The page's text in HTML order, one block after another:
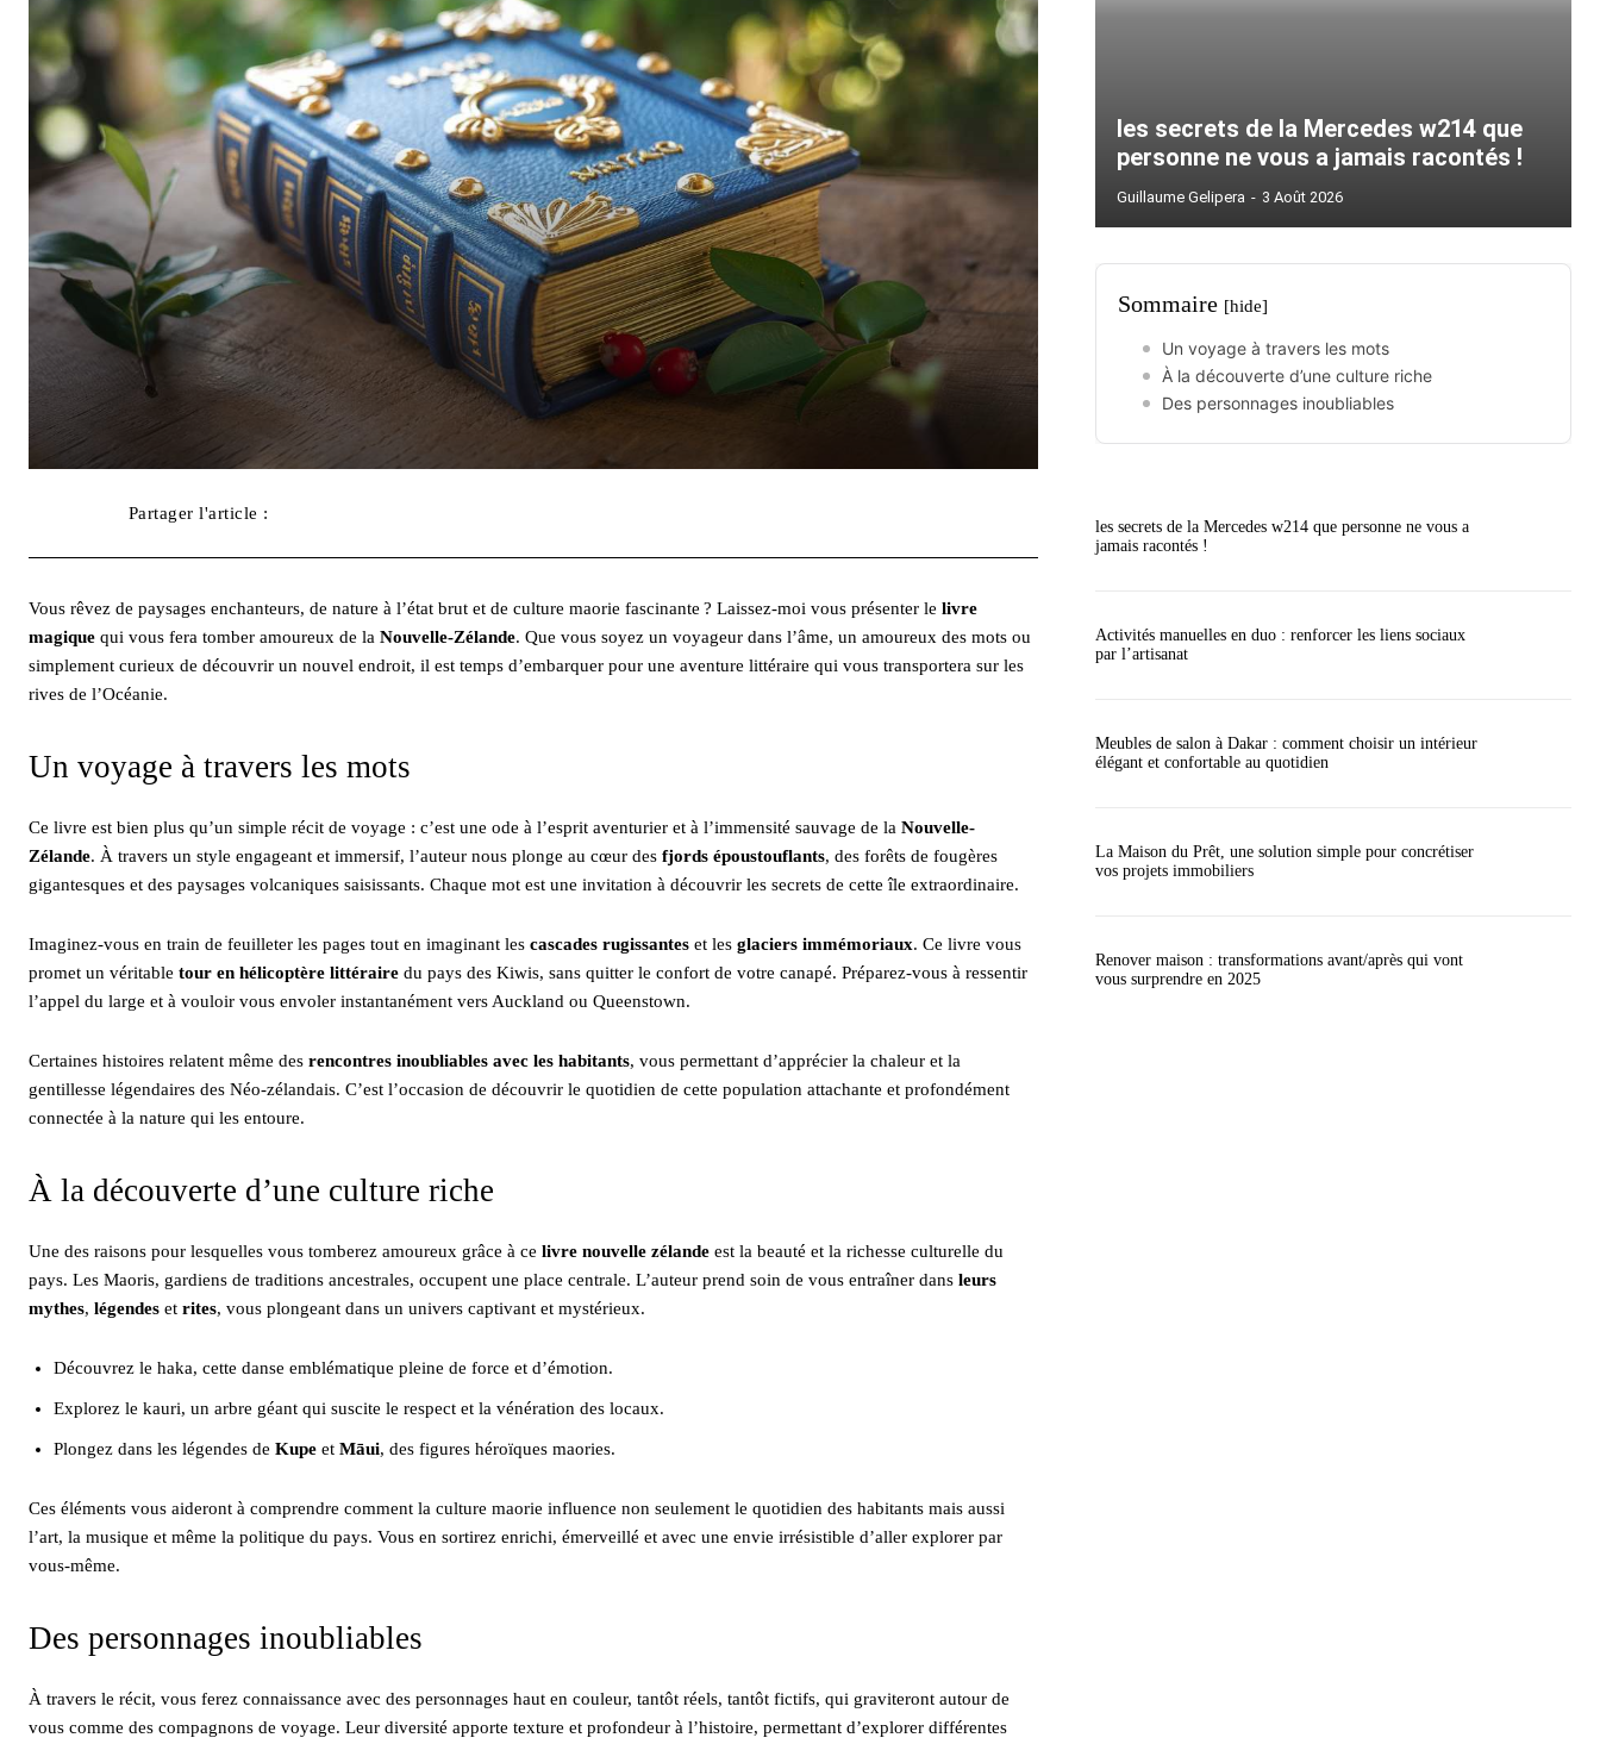
Partager l'article :
Vous rêvez de paysages enchanteurs, de nature à l’état brut et de culture maorie fascinante ? Laissez-moi vous présenter le livre
magique qui vous fera tomber amoureux de la Nouvelle-Zélande. Que vous soyez un voyageur dans l’âme, un amoureux des mots ou
simplement curieux de découvrir un nouvel endroit, il est temps d’embarquer pour une aventure littéraire qui vous transportera sur les
rives de l’Océanie.
Un voyage à travers les mots
Ce livre est bien plus qu’un simple récit de voyage : c’est une ode à l’esprit aventurier et à l’immensité sauvage de la Nouvelle-
Zélande. À travers un style engageant et immersif, l’auteur nous plonge au cœur des fjords époustouflants, des forêts de fougères
gigantesques et des paysages volcaniques saisissants. Chaque mot est une invitation à découvrir les secrets de cette île extraordinaire.
Imaginez-vous en train de feuilleter les pages tout en imaginant les cascades rugissantes et les glaciers immémoriaux. Ce livre vous
promet un véritable tour en hélicoptère littéraire du pays des Kiwis, sans quitter le confort de votre canapé. Préparez-vous à ressentir
l’appel du large et à vouloir vous envoler instantanément vers Auckland ou Queenstown.
Certaines histoires relatent même des rencontres inoubliables avec les habitants, vous permettant d’apprécier la chaleur et la
gentillesse légendaires des Néo-zélandais. C’est l’occasion de découvrir le quotidien de cette population attachante et profondément
connectée à la nature qui les entoure.
À la découverte d’une culture riche
Une des raisons pour lesquelles vous tomberez amoureux grâce à ce livre nouvelle zélande est la beauté et la richesse culturelle du
pays. Les Maoris, gardiens de traditions ancestrales, occupent une place centrale. L’auteur prend soin de vous entraîner dans leurs
mythes, légendes et rites, vous plongeant dans un univers captivant et mystérieux.
Découvrez le haka, cette danse emblématique pleine de force et d’émotion.
Explorez le kauri, un arbre géant qui suscite le respect et la vénération des locaux.
Plongez dans les légendes de Kupe et Māui, des figures héroïques maories.
Ces éléments vous aideront à comprendre comment la culture maorie influence non seulement le quotidien des habitants mais aussi
l’art, la musique et même la politique du pays. Vous en sortirez enrichi, émerveillé et avec une envie irrésistible d’aller explorer par
vous-même.
Des personnages inoubliables
À travers le récit, vous ferez connaissance avec des personnages haut en couleur, tantôt réels, tantôt fictifs, qui graviteront autour de
vous comme des compagnons de voyage. Leur diversité apporte texture et profondeur à l’histoire, permettant d’explorer différentes
les secrets de la Mercedes w214 que
personne ne vous a jamais racontés !
Guillaume Gelipera - 3 Août 2026
Sommaire [hide]
Un voyage à travers les mots
À la découverte d’une culture riche
Des personnages inoubliables
les secrets de la Mercedes w214 que personne ne vous a
jamais racontés !
Activités manuelles en duo : renforcer les liens sociaux
par l’artisanat
Meubles de salon à Dakar : comment choisir un intérieur
élégant et confortable au quotidien
La Maison du Prêt, une solution simple pour concrétiser
vos projets immobiliers
Renover maison : transformations avant/après qui vont
vous surprendre en 2025